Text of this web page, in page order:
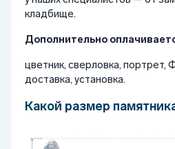
кладбище.
Дополнительно
цветник, сверловка, портрет,
доставка, установка.
Какой размер